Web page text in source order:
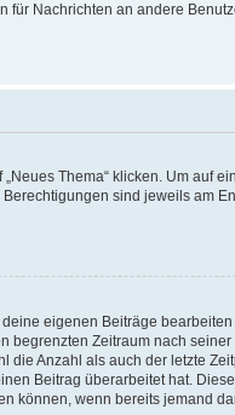
für Nachrichten an andere
Thema“ klicken. Um auf
sind jeweils am
eigenen Beiträge
begrenzten Zeitraum nach
Anzahl als auch der letzte
Beitrag überarbeitet hat.
können, wenn bereits jemand